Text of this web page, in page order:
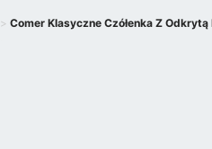
Comer Klasyczne Czółenka Z Odkrytą